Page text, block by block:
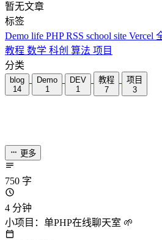
暂无文章
标签
Demo life PHPRSS school site Vercel
教程 数学 科创 算法 项目
分类
blog
14
Demo
1
DEV
1
教程
7
项目
3
更多
750 字
4 分钟
小项目：单PHP在线聊天室 🌱